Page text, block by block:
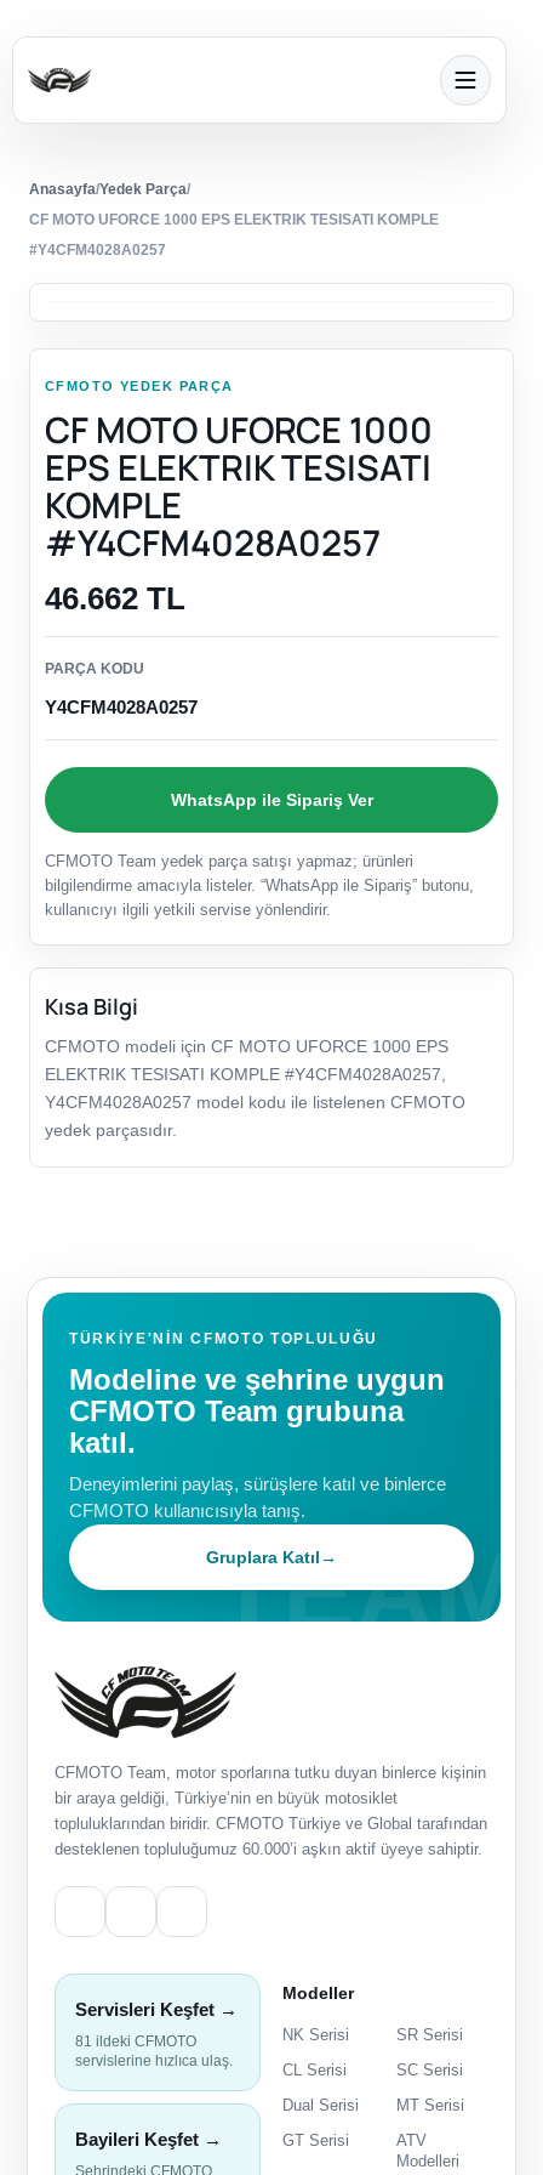
Anasayfa/Yedek Parça/
CF MOTO UFORCE 1000 EPS ELEKTRIK TESISATI KOMPLE
#Y4CFM4028A0257
CFMOTO YEDEK PARÇA
CF MOTO UFORCE 1000
EPS ELEKTRIK TESISATI
KOMPLE
#Y4CFM4028A0257
46.662 TL
PARÇA KODU
Y4CFM4028A0257
WhatsApp ile Sipariş Ver
CFMOTO Team yedek parça satışı yapmaz; ürünleri
bilgilendirme amacıyla listeler. “WhatsApp ile Sipariş” butonu,
kullanıcıyı ilgili yetkili servise yönlendirir.
Kısa Bilgi
CFMOTO modeli için CF MOTO UFORCE 1000 EPS
ELEKTRIK TESISATI KOMPLE #Y4CFM4028A0257,
Y4CFM4028A0257 model kodu ile listelenen CFMOTO
yedek parçasıdır.
TÜRKIYE'NIN CFMOTO TOPLULUĞU
Modeline ve şehrine uygun
CFMOTO Team grubuna
katıl.
Deneyimlerini paylaş, sürüşlere katıl ve binlerce
CFMOTO kullanıcısıyla tanış.
Gruplara Katıl→
CFMOTO Team, motor sporlarına tutku duyan binlerce kişinin
bir araya geldiği, Türkiye’nin en büyük motosiklet
topluluklarından biridir. CFMOTO Türkiye ve Global tarafından
desteklenen topluluğumuz 60.000’i aşkın aktif üyeye sahiptir.
Servisleri Keşfet →
81 ildeki CFMOTO
servislerine hızlıca ulaş.
Bayileri Keşfet →
Modeller
NK Serisi
SR Serisi
CL Serisi
SC Serisi
Dual Serisi
MT Serisi
GT Serisi
ATV
Modelleri